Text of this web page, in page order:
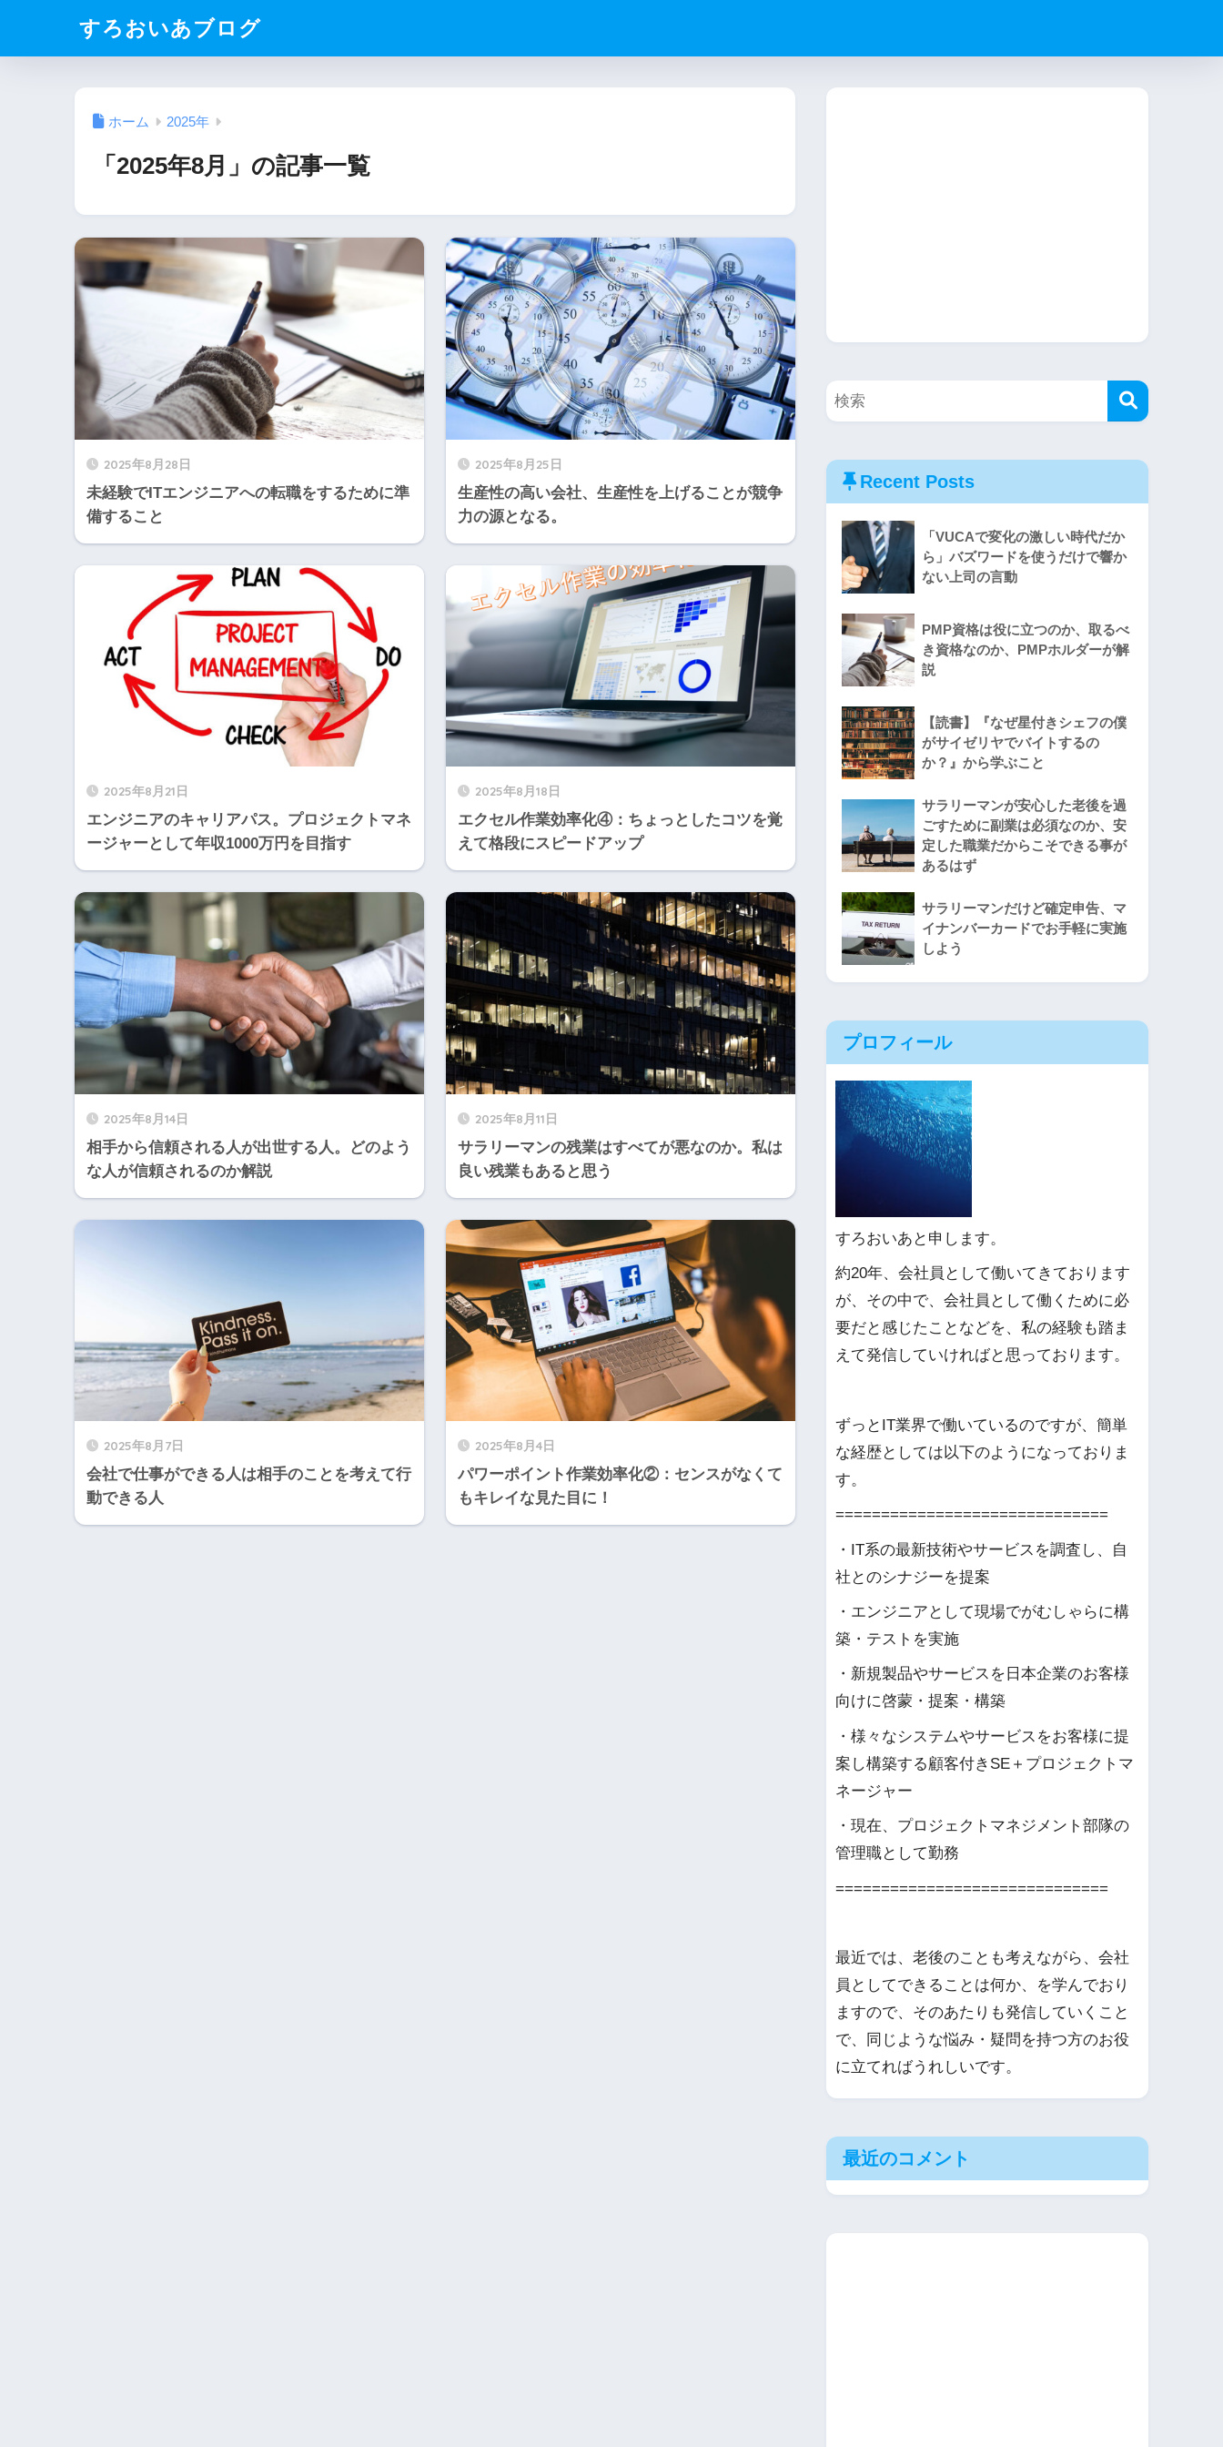
すろおいあブログ
ホーム 2025年
「2025年8月」の記事一覧
2025年8月28日
未経験でITエンジニアへの転職をするために準
備すること
2025年8月25日
生産性の高い会社、生産性を上げることが競争
力の源となる。
2025年8月21日
エンジニアのキャリアパス。プロジェクトマネ
ージャーとして年収1000万円を目指す
2025年8月18日
エクセル作業効率化④：ちょっとしたコツを覚
えて格段にスピードアップ
2025年8月14日
相手から信頼される人が出世する人。どのよう
な人が信頼されるのか解説
2025年8月11日
サラリーマンの残業はすべてが悪なのか。私は
良い残業もあると思う
2025年8月7日
会社で仕事ができる人は相手のことを考えて行
動できる人
2025年8月4日
パワーポイント作業効率化②：センスがなくて
もキレイな見た目に！
Recent Posts
「VUCAで変化の激しい時代だか
ら」バズワードを使うだけで響か
ない上司の言動
PMP資格は役に立つのか、取るべ
き資格なのか、PMPホルダーが解
説
【読書】『なぜ星付きシェフの僕
がサイゼリヤでバイトするの
か？』から学ぶこと
サラリーマンが安心した老後を過
ごすために副業は必須なのか、安
定した職業だからこそできる事が
あるはず
サラリーマンだけど確定申告、マ
イナンバーカードでお手軽に実施
しよう
プロフィール
すろおいあと申します。
約20年、会社員として働いてきております
が、その中で、会社員として働くために必
要だと感じたことなどを、私の経験も踏ま
えて発信していければと思っております。
ずっとIT業界で働いているのですが、簡単
な経歴としては以下のようになっておりま
す。
==============================
・IT系の最新技術やサービスを調査し、自
社とのシナジーを提案
・エンジニアとして現場でがむしゃらに構
築・テストを実施
・新規製品やサービスを日本企業のお客様
向けに啓蒙・提案・構築
・様々なシステムやサービスをお客様に提
案し構築する顧客付きSE＋プロジェクトマ
ネージャー
・現在、プロジェクトマネジメント部隊の
管理職として勤務
==============================
最近では、老後のことも考えながら、会社
員としてできることは何か、を学んでおり
ますので、そのあたりも発信していくこと
で、同じような悩み・疑問を持つ方のお役
に立てればうれしいです。
最近のコメント